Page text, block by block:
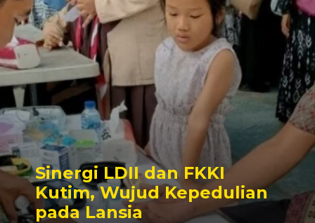
Sinergi LDII dan FKKI
Kutim, Wujud Kepedulian
pada Lansia